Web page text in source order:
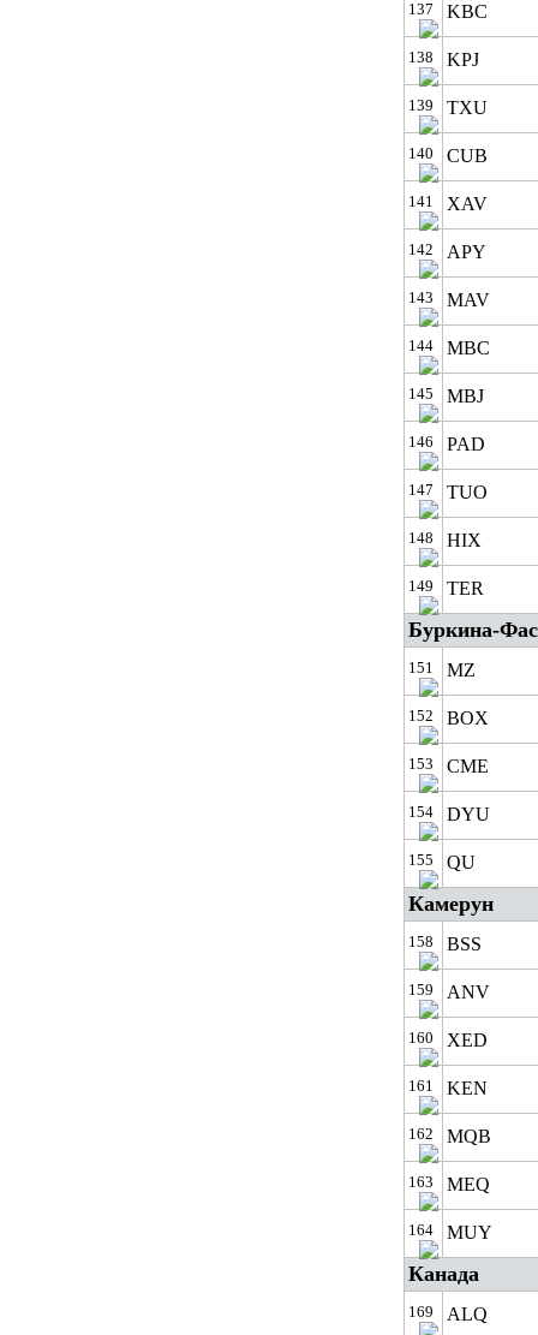
137 KBC
138 KPJ
139 TXU
140 CUB
141 XAV
142 APY
143 MAV
144 MBC
145 MBJ
146 PAD
147 TUO
148 HIX
149 TER
Буркина-
151 MZ
152 BOX
153 CME
154 DYU
155 QU
Камерун
158 BSS
159 ANV
160 XED
161 KEN
162 MQB
163 MEQ
164 MUY
Канада
169 ALQ